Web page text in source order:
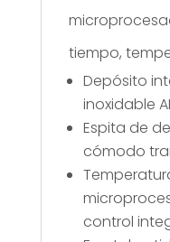
tiempo,
Depósito
inoxidable
Espita de
cómodo
control